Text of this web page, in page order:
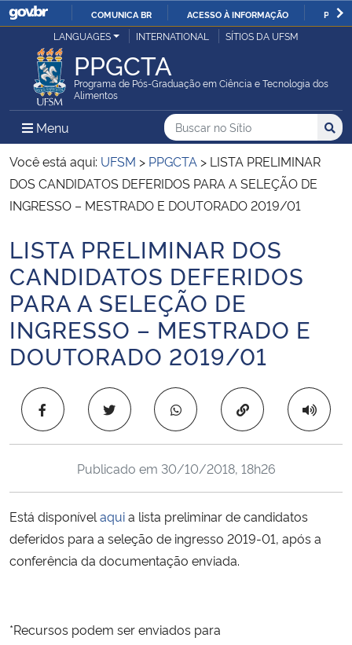
IR
O
COMUNICA BR ACESSO À INFORMAÇÃO
Ministério da Justiça e Segurança Pública
Ministério da Defesa
Ministério das Relações Exteriores
Ministério da Economia
Ministério da Infraestrutura
Ministério da Agricultura, Pecuária e Abastecimento
Ministério da Educação
Ministério da Cidadania
Ministério da Saúde
Ministério de Minas e Energia
Ministério da Ciência, Tecnologia, Inovações e Comunicações
Ministério do Meio Ambiente
LANGUAGES INTERNATIONAL SÍTIOS DA UFSM
PPGCTA
Programa de Pós-Graduação em Ciência e Tecnologia dos
Alimentos
Menu Menu Principal do Sítio
Busca
Buscar no no Sítio
Busca:
Você está aqui: UFSM > PPGCTA > LISTA PRELIMINAR
DOS CANDIDATOS DEFERIDOS PARA A SELEÇÃO DE
INGRESSO – MESTRADO E DOUTORADO 2019/01
Início do conteúdo
LISTA PRELIMINAR DOS
CANDIDATOS DEFERIDOS
PARA A SELEÇÃO DE
INGRESSO – MESTRADO E
DOUTORADO 2019/01
Copiar para área
Publicado em 30/10/2018, 18h26
Está disponível aquia lista preliminar de candidatos
deferidos para a seleção de ingresso 2019-01, após a
conferência da documentação enviada.
*Recursos podem ser enviados para